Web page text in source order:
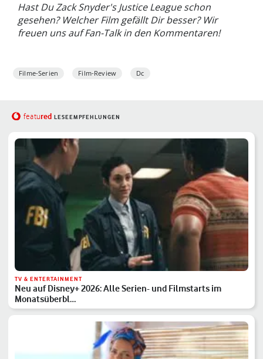
Hast Du Zack Snyder's Justice League schon
gesehen? Welcher Film gefällt Dir besser? Wir
freuen uns auf Fan-Talk in den Kommentaren!
Filme-Serien Film-Review Dc
featured LESEEMPFEHLUNGEN
TV & ENTERTAINMENT
Neu auf Disney+ 2026: Alle Serien- und Filmstarts im
Monatsüberbl…